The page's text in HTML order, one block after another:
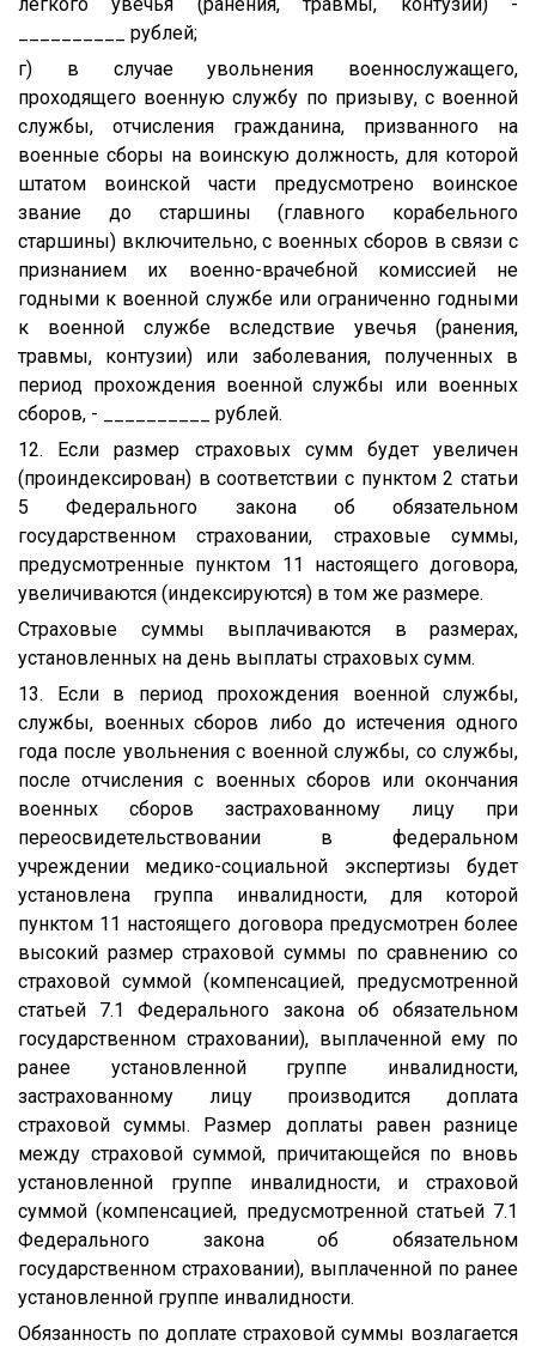
__________ рублей;
г) в случае увольнения военнослужащего,
проходящего военную службу по призыву, с военной
службы, отчисления гражданина, призванного на
военные сборы на воинскую должность, для которой
штатом воинской части предусмотрено воинское
звание до старшины (главного корабельного
старшины) включительно, с военных сборов в связи с
признанием их военно-врачебной комиссией не
годными к военной службе или ограниченно годными
к военной службе вследствие увечья (ранения,
травмы, контузии) или заболевания, полученных в
период прохождения военной службы или военных
сборов, - __________ рублей.
12. Если размер страховых сумм будет увеличен
(проиндексирован) в соответствии с пунктом 2 статьи
5 Федерального закона об обязательном
государственном страховании, страховые суммы,
предусмотренные пунктом 11 настоящего договора,
увеличиваются (индексируются) в том же размере.
Страховые суммы выплачиваются в размерах,
установленных на день выплаты страховых сумм.
13. Если в период прохождения военной службы,
службы, военных сборов либо до истечения одного
года после увольнения с военной службы, со службы,
после отчисления с военных сборов или окончания
военных сборов застрахованному лицу при
переосвидетельствовании в федеральном
учреждении медико-социальной экспертизы будет
установлена группа инвалидности, для которой
пунктом 11 настоящего договора предусмотрен более
высокий размер страховой суммы по сравнению со
страховой суммой (компенсацией, предусмотренной
статьей 7.1 Федерального закона об обязательном
государственном страховании), выплаченной ему по
ранее установленной группе инвалидности,
застрахованному лицу производится доплата
страховой суммы. Размер доплаты равен разнице
между страховой суммой, причитающейся по вновь
установленной группе инвалидности, и страховой
суммой (компенсацией, предусмотренной статьей 7.1
Федерального закона об обязательном
государственном страховании), выплаченной по ранее
установленной группе инвалидности.
Обязанность по доплате страховой суммы возлагается